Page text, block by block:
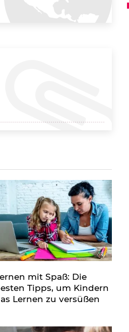
mit Spaß: Die
Tipps, um Kindern
Lernen zu versüßen